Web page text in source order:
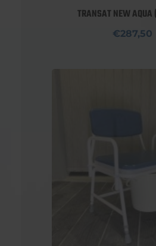
TRANSAT NEW AQUA
€287,50